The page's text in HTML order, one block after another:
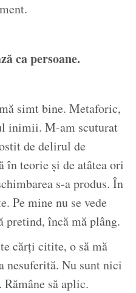
ca persoane.
simt bine. Metaforic,
inimii. M-am scuturat
de delirul de
în teorie și de atâtea ori
s-a produs. În
Pe mine nu se vede
pretind, încă mă plâng.
cărți citite, o să mă
nesuferită. Nu sunt nici
să aplic.